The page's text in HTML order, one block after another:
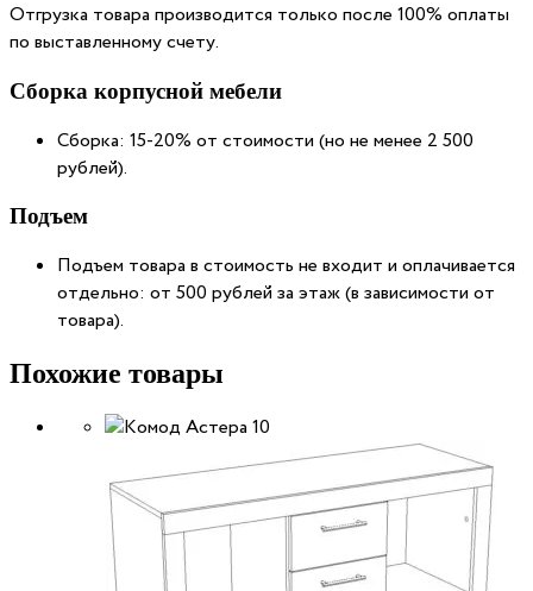
Отгрузка товара производится только после 100% оплаты
по выставленному счету.
Сборка корпусной мебели
Сборка: 15-20% от стоимости (но не менее 2 500
рублей).
Подъем
Подъем товара в стоимость не входит и оплачивается
отдельно: от 500 рублей за этаж (в зависимости от
товара).
Похожие товары